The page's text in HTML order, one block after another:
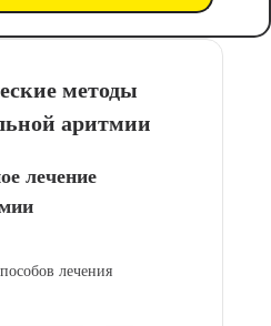
методы
аритмии
лечение
лечения